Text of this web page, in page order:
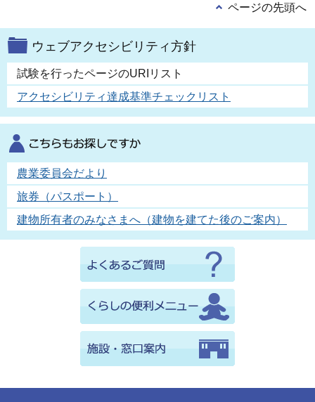
ページの先頭へ
ウェブアクセシビリティ方針
試験を行ったページのURIリスト
アクセシビリティ達成基準チェックリスト
農業委員会だより
旅券（パスポート）
建物所有者のみなさまへ（建物を建てた後のご案内）